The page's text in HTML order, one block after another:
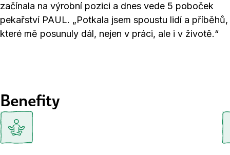
začínala na výrobní pozici a dnes vede 5 poboček
pekařství PAUL. „Potkala jsem spoustu lidí a příběhů,
které mě posunuly dál, nejen v práci, ale i v životě.“
Benefity